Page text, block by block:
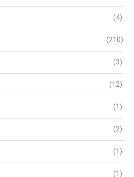
(4)
(210)
(3)
(12)
(1)
(2)
(1)
(1)